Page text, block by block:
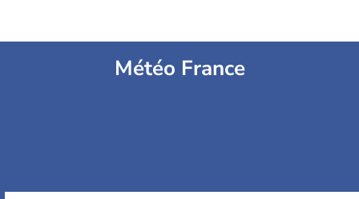
Météo France